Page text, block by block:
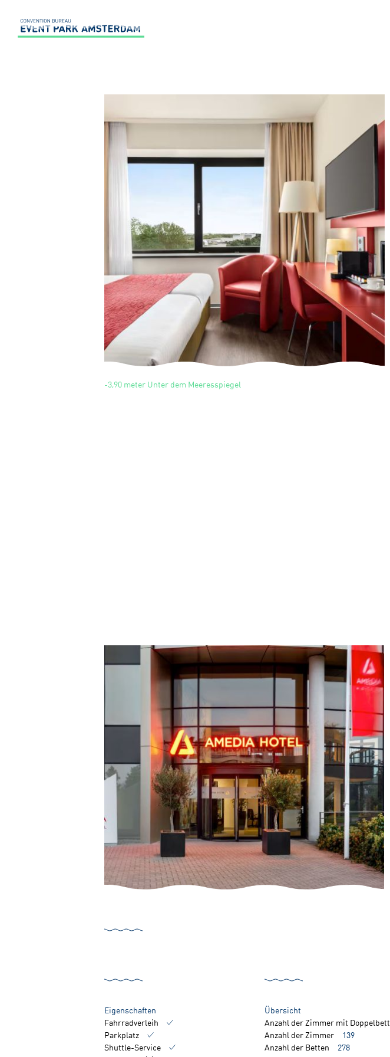
-3,90 meter Unter dem Meeresspiegel
Eigenschaften
Fahrradverleih
Parkplatz
Shuttle-Service
Übersicht
Anzahl der Zimmer mit Doppelbett
Anzahl der Zimmer
139
Anzahl der Betten
278